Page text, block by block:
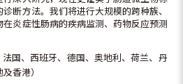
断方法。我们将进行大规模的跨种族、
炎症性肠病的疾病监测、药物反应预测
法国、西班牙、德国、奥地利、荷兰、丹
香港）